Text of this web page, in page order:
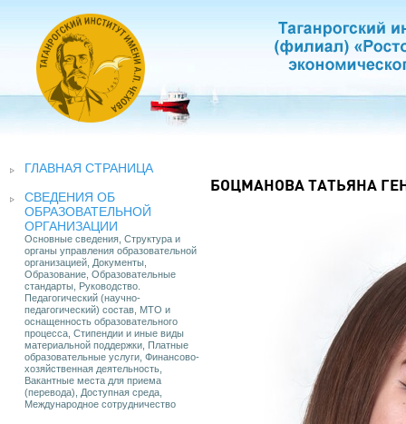
ГЛАВНАЯ СТРАНИЦА
СВЕДЕНИЯ ОБ
ОБРАЗОВАТЕЛЬНОЙ
ОРГАНИЗАЦИИ
Основные сведения, Структура и
органы управления образовательной
организацией, Документы,
Образование, Образовательные
стандарты, Руководство.
Педагогический (научно-
педагогический) состав, МТО и
оснащенность образовательного
процесса, Стипендии и иные виды
материальной поддержки, Платные
образовательные услуги, Финансово-
хозяйственная деятельность,
Вакантные места для приема
(перевода), Доступная среда,
Международное сотрудничество
БОЦМАНОВА ТАТЬЯНА